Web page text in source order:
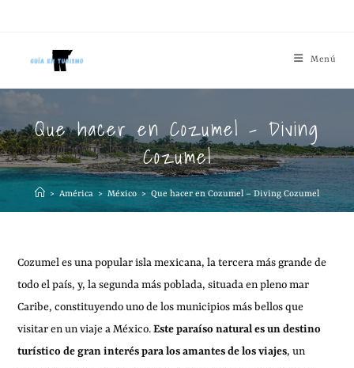
Menú
Que hacer en Cozumel – Diving
Cozumel
> América > México > Que hacer en Cozumel – Diving Cozumel
Cozumel es una popular isla mexicana, la tercera más grande de
todo el país, y, la segunda más poblada, situada en pleno mar
Caribe, constituyendo uno de los municipios más bellos que
visitar en un viaje a México.Este paraíso natural es un destino
turístico de gran interés para los amantes de los viajes, un